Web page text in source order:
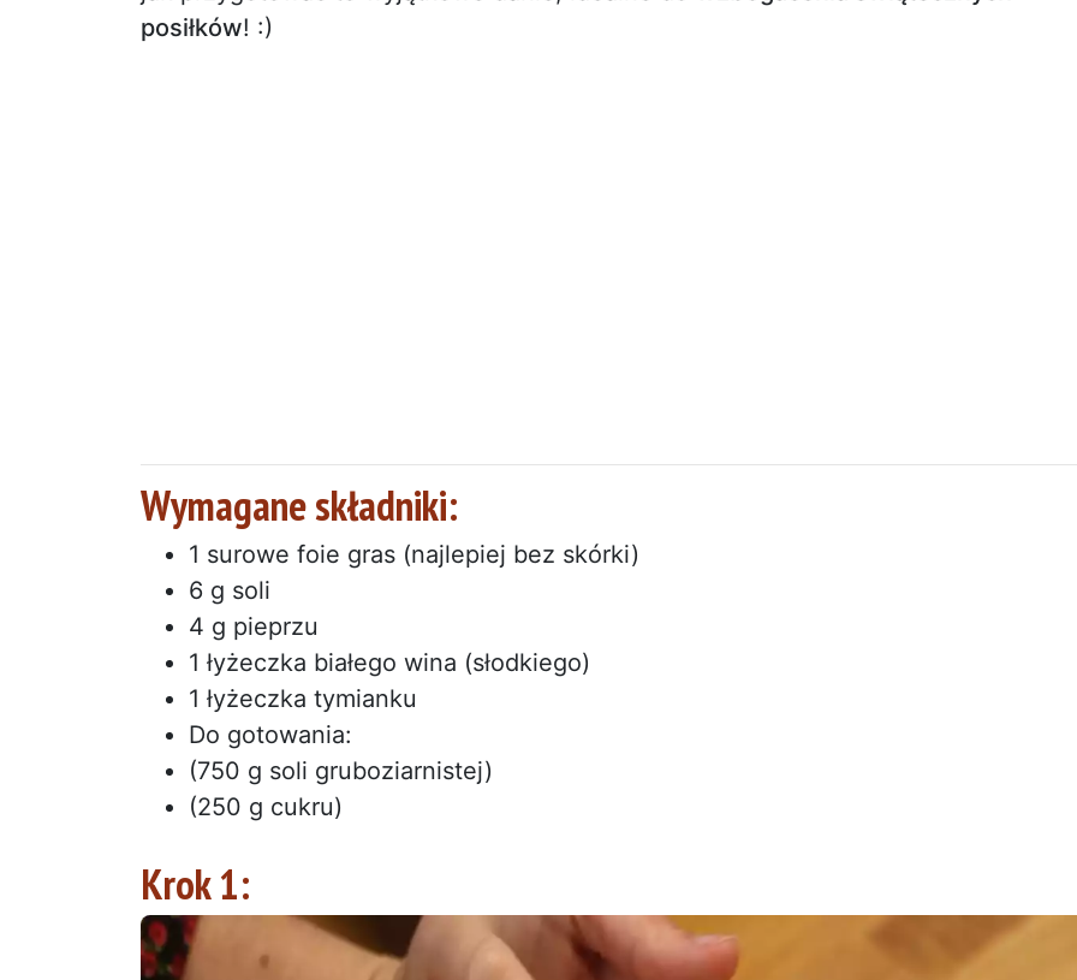
posiłków! :)
Wymagane składniki:
1 surowe foie gras (najlepiej bez skórki)
6 g soli
4 g pieprzu
1 łyżeczka białego wina (słodkiego)
1 łyżeczka tymianku
Do gotowania:
(750 g soli gruboziarnistej)
(250 g cukru)
Krok 1: